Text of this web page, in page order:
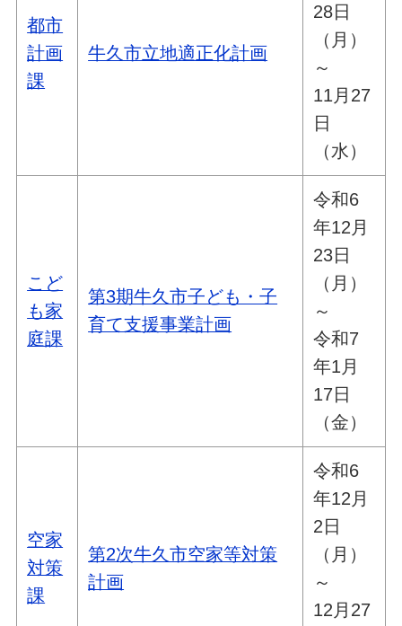
都市
計画
課
牛久市立地適正化計画
28日
（月）
～
11月27
日
（水）
こど
も家
庭課
第3期牛久市子ども・子
育て支援事業計画
令和6
年12月
23日
（月）
～
令和7
年1月
17日
（金）
空家
対策
課
第2次牛久市空家等対策
計画
令和6
年12月
2日
（月）
～
12月27